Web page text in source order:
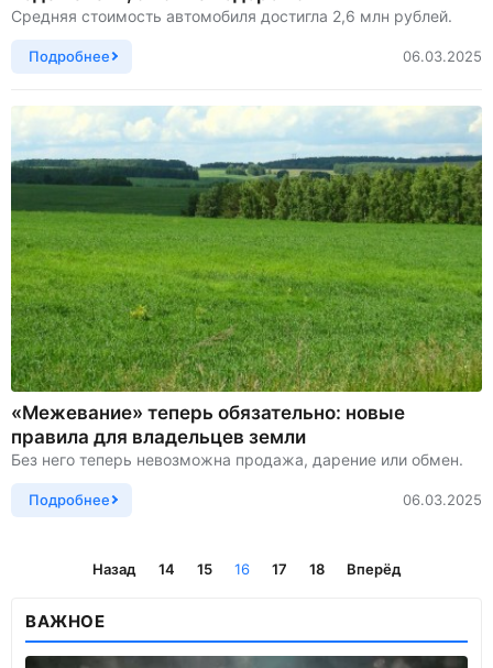
Средняя стоимость автомобиля достигла 2,6 млн рублей.
Подробнее 06.03.2025
«Межевание» теперь обязательно: новые
правила для владельцев земли
Без него теперь невозможна продажа, дарение или обмен.
Подробнее 06.03.2025
Назад 14 15 16 17 18 Вперёд
ВАЖНОЕ